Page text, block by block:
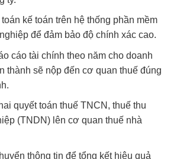
kế toán trên hệ thống phần mềm
để đảm bảo độ chính xác cao.
cáo tài chính theo năm cho doanh
thành sẽ nộp đến cơ quan thuế đúng
quyết toán thuế TNCN, thuế thu
(TNDN) lên cơ quan thuế nhà
thông tin để tổng kết hiệu quả